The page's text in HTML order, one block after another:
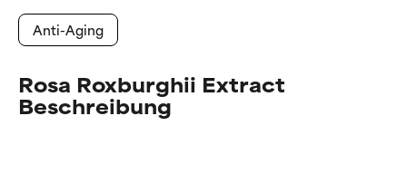
Anti-Aging
Rosa Roxburghii Extract
Beschreibung